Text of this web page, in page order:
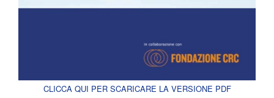
CLICCA QUI PER SCARICARE LA VERSIONE PDF